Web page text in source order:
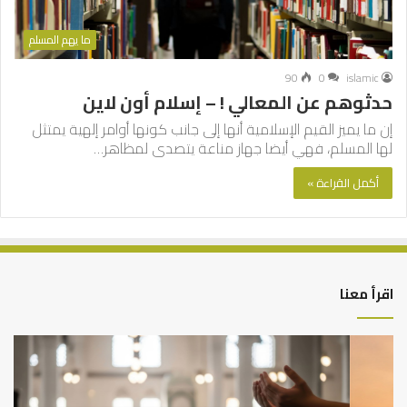
ما يهم المسلم
islamic
0
90
حدثوهم عن المعالي ! – إسلام أون لاين
إن ما يميز القيم الإسلامية أنها إلى جانب كونها أوامر إلهية يمتثل
لها المسلم، فهي أيضا جهاز مناعة يتصدى لمظاهر…
أكمل القراءة »
اقرأ معنا
أهم